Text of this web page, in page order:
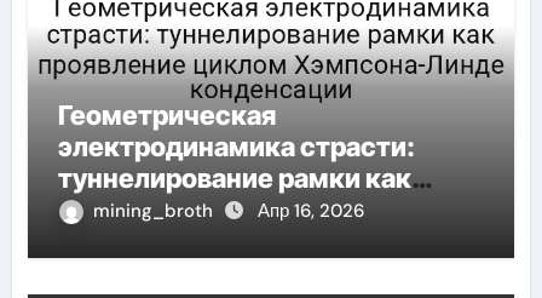
Геометрическая
электродинамика страсти:
туннелирование рамки как
проявление циклом Хэмпсона-
mining_broth Апр 16, 2026